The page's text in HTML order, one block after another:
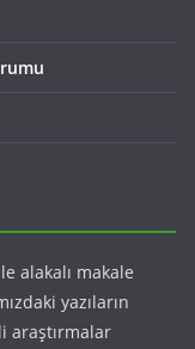
alakalı makale
yazıların
araştırmalar